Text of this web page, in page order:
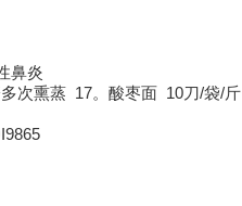
鼻炎
次熏蒸 17。酸枣面 10刀/袋/斤